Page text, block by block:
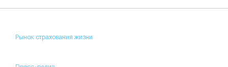
Рынок страхования жизни